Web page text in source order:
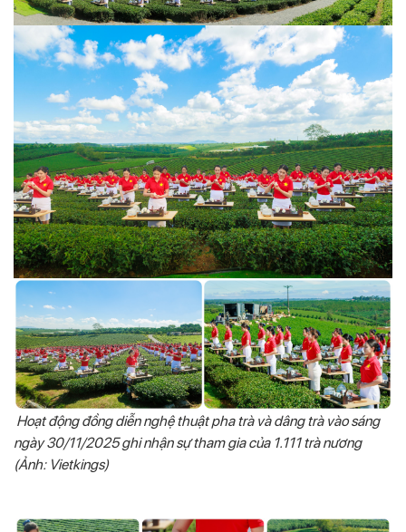
Hoạt động đồng diễn nghệ thuật pha trà và dâng trà vào sáng
ngày 30/11/2025 ghi nhận sự tham gia của 1.111 trà nương
(Ảnh: Vietkings)